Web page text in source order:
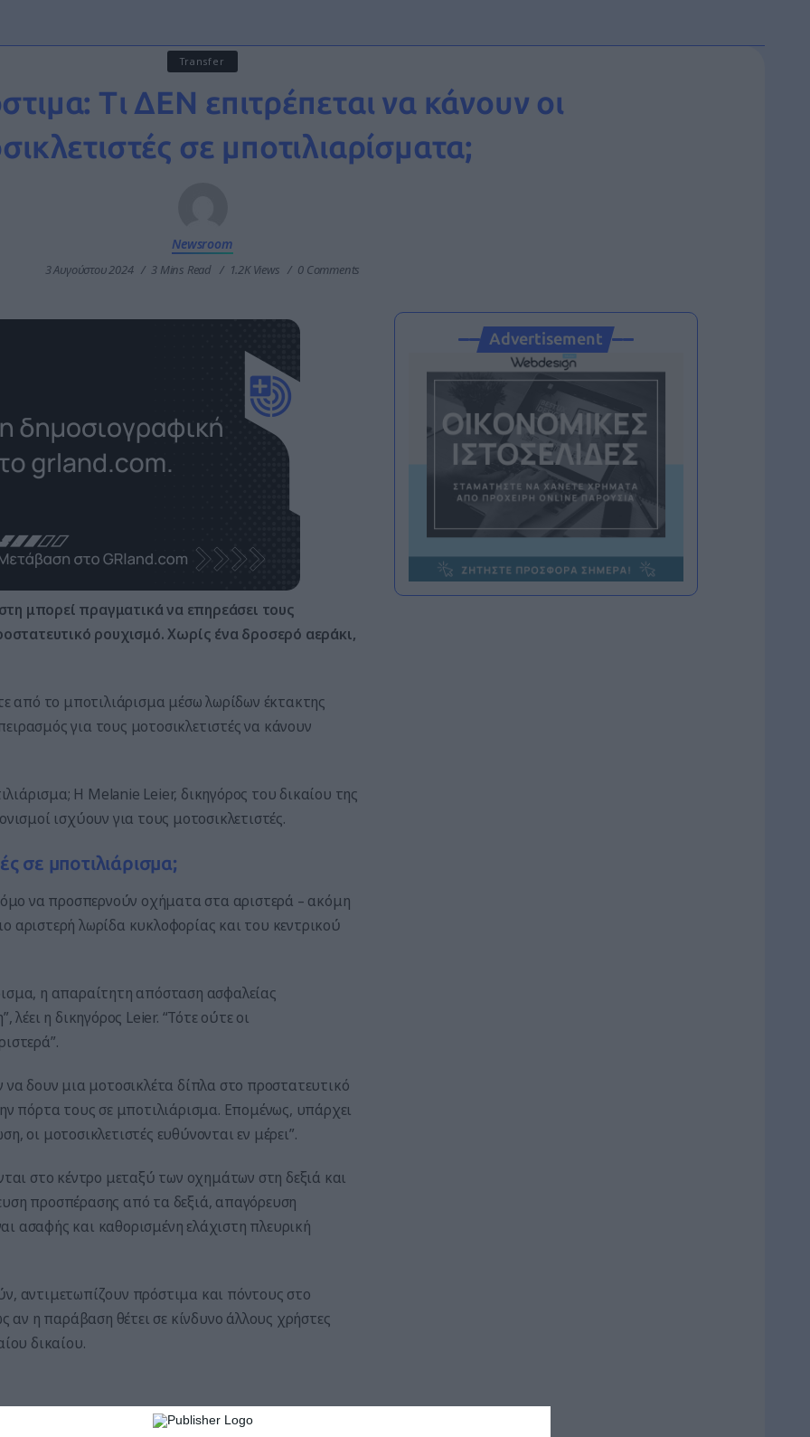
Transfer
Τι ΔΕΝ επιτρέπεται να κάνουν οι
σε μποτιλιαρίσματα;
Newsroom
3 Αυγούστου 2024 3 Mins Read 1.2K Views 0 Comments
μπορεί πραγματικά να επηρεάσει τους
ρουχισμό. Χωρίς ένα δροσερό αεράκι,
από το μποτιλιάρισμα μέσω λωρίδων έκτακτης
για τους μοτοσικλετιστές να κάνουν
Η Melanie Leier, δικηγόρος του δικαίου της
ισχύουν για τους μοτοσικλετιστές.
σε μποτιλιάρισμα;
να προσπερνούν οχήματα στα αριστερά – ακόμη
αριστερή λωρίδα κυκλοφορίας και του κεντρικού
η απαραίτητη απόσταση ασφαλείας
λέει η δικηγόρος Leier. “Τότε ούτε οι
να δουν μια μοτοσικλέτα δίπλα στο προστατευτικό
πόρτα τους σε μποτιλιάρισμα. Επομένως, υπάρχει
οι μοτοσικλετιστές ευθύνονται εν μέρει”.
στο κέντρο μεταξύ των οχημάτων στη δεξιά και
προσπέρασης από τα δεξιά, απαγόρευση
ασαφής και καθορισμένη ελάχιστη πλευρική
αντιμετωπίζουν πρόστιμα και πόντους στο
αν η παράβαση θέτει σε κίνδυνο άλλους χρήστες
δικαίου.
για τους μοτοσικλετιστές. Προορίζονται
Advertisement